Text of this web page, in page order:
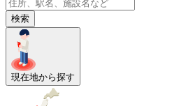
検索
現在地から探す